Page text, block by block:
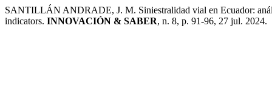
SANTILLÁN ANDRADE, J. M. Siniestralidad vial en Ecuador:
indicators. INNOVACIÓN & SABER, n. 8, p. 91-96, 27 jul. 2024.